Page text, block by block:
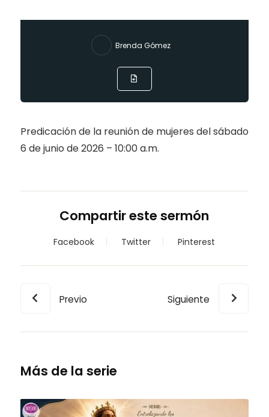
Brenda Gómez
Predicación de la reunión de mujeres del sábado
6 de junio de 2026 – 10:00 a.m.
Compartir este sermón
Facebook Twitter Pinterest
Previo Siguiente
Más de la serie